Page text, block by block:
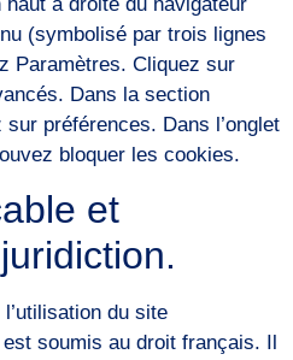
(symbolisé par trois lignes
Paramètres. Cliquez sur
Dans la section
préférences. Dans l’onglet
bloquer les cookies.
et
du site
soumis au droit français. Il